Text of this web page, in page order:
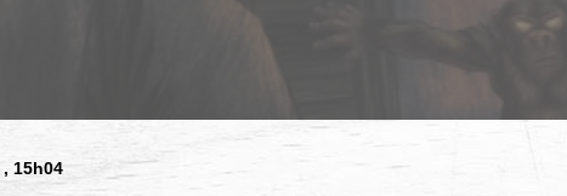
, 15h04